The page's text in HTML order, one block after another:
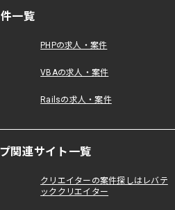
一覧
PHPの求人・案件
VBAの求人・案件
Railsの求人・案件
関連サイト一覧
クリエイターの案件探しはレバテ
ッククリエイター